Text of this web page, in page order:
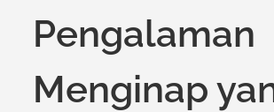
Pengalaman
Menginap